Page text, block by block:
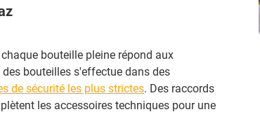
bouteille pleine répond aux
bouteilles s'effectue dans des
de sécurité les plus strictes. Des raccords
les accessoires techniques pour une